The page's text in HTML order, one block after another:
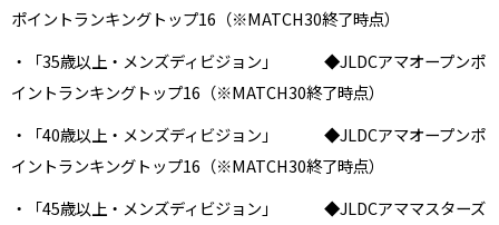
ポイントランキングトップ16（※MATCH30終了時点）
・「35歳以上・メンズディビジョン」 ◆JLDCアマオープンポ
イントランキングトップ16（※MATCH30終了時点）
・「40歳以上・メンズディビジョン」 ◆JLDCアマオープンポ
イントランキングトップ16（※MATCH30終了時点）
・「45歳以上・メンズディビジョン」 ◆JLDCアママスターズ